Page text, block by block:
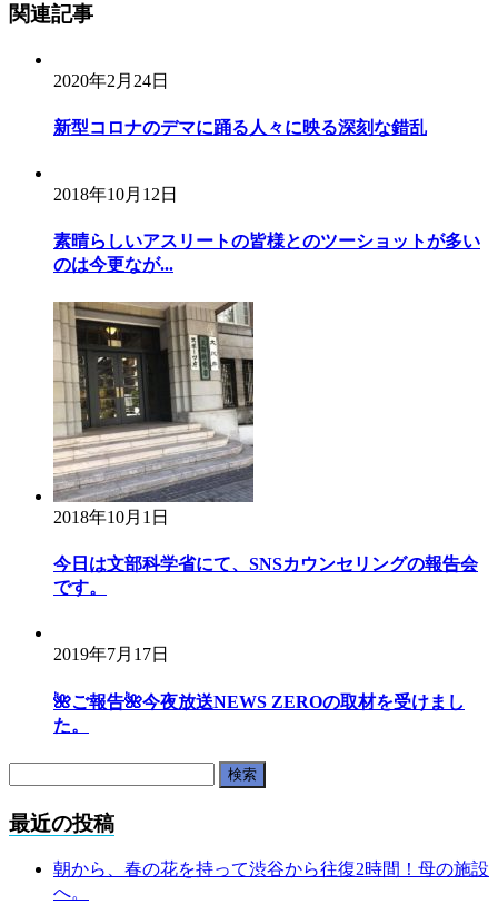
関連記事
2020年2月24日
新型コロナのデマに踊る人々に映る深刻な錯乱
2018年10月12日
素晴らしいアスリートの皆様とのツーショットが多い
のは今更なが...
2018年10月1日
今日は文部科学省にて、SNSカウンセリングの報告会
です。
2019年7月17日
🌺ご報告🌺今夜放送NEWS ZEROの取材を受けまし
た。
最近の投稿
朝から、春の花を持って渋谷から往復2時間！母の施設
へ。